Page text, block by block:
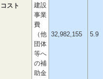
コスト
建設
事業
費
（他
団体
等へ
の補
助金
32,982,155 5.9